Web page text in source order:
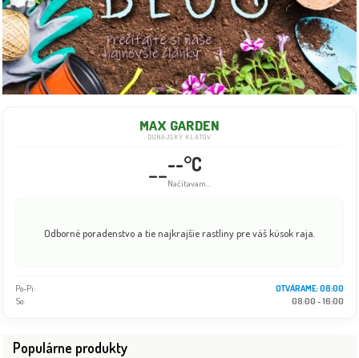
MAX GARDEN
DUNAJSKÝ KLÁTOV
--°C
Info dočasne nedostupné
Odborné poradenstvo a tie najkrajšie rastliny pre váš kúsok raja.
Po-Pi:
08:00 - 18:00
So:
08:00 - 16:00
Populárne produkty